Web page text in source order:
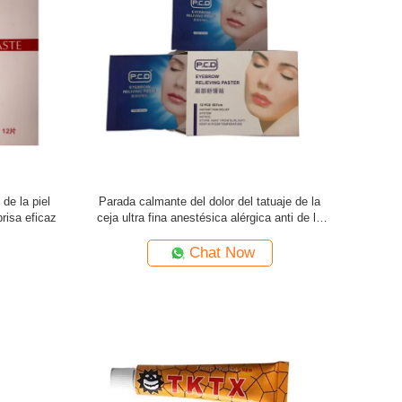
la piel
eficaz
Parada calmante del dolor del tatuaje de la
ceja ultra fina anestésica alérgica anti de la
Chat Now